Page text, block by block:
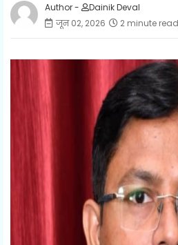
Author -
Dainik Deval
जून 02, 2026
2 minute read